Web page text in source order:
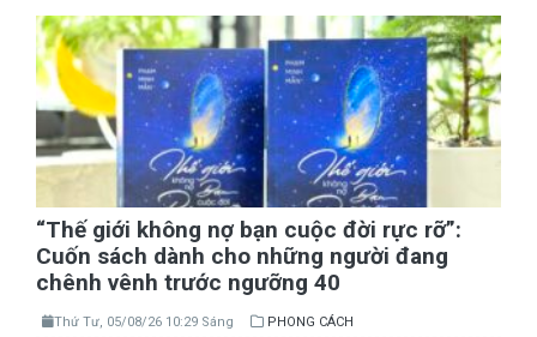
“Thế giới không nợ bạn cuộc đời rực rỡ”:
Cuốn sách dành cho những người đang
chênh vênh trước ngưỡng 40
Thứ Tư, 05/08/26 10:29 Sáng PHONG CÁCH